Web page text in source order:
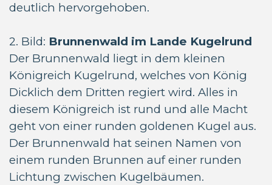
deutlich hervorgehoben.
2. Bild: Brunnenwald im Lande Kugelrund
Der Brunnenwald liegt in dem kleinen
Königreich Kugelrund, welches von König
Dicklich dem Dritten regiert wird. Alles in
diesem Königreich ist rund und alle Macht
geht von einer runden goldenen Kugel aus.
Der Brunnenwald hat seinen Namen von
einem runden Brunnen auf einer runden
Lichtung zwischen Kugelbäumen.